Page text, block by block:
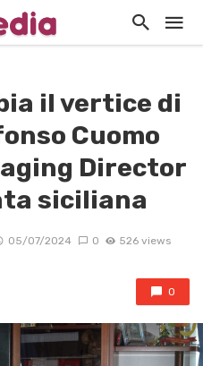
il vertice di
Cuomo
Director
siciliana
05/07/2024 0 526 views
0